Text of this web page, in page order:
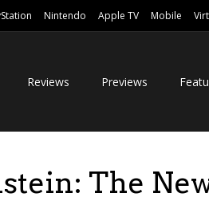
Nintendo Apple TV Mobile
Reviews Previews
The